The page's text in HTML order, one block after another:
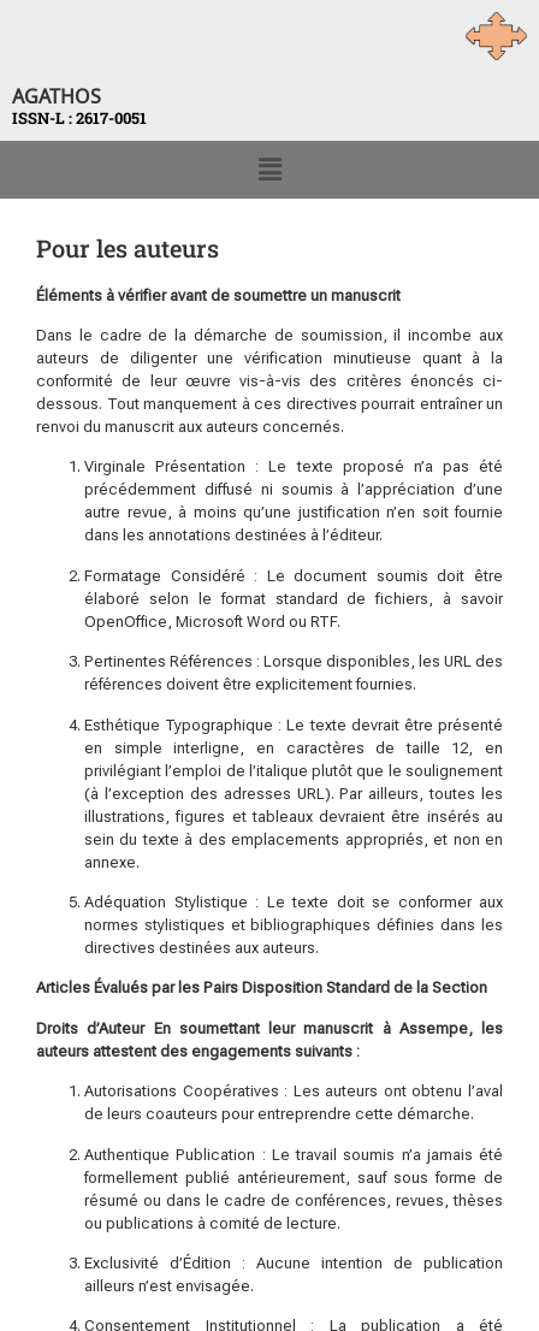
AGATHOS
ISSN-L : 2617-0051
Pour les auteurs
Éléments à vérifier avant de soumettre un manuscrit
Dans le cadre de la démarche de soumission, il incombe aux
auteurs de diligenter une vérification minutieuse quant à la
conformité de leur œuvre vis-à-vis des critères énoncés ci-
dessous. Tout manquement à ces directives pourrait entraîner un
renvoi du manuscrit aux auteurs concernés.
Virginale Présentation : Le texte proposé n’a pas été
précédemment diffusé ni soumis à l’appréciation d’une
autre revue, à moins qu’une justification n’en soit fournie
dans les annotations destinées à l’éditeur.
Formatage Considéré : Le document soumis doit être
élaboré selon le format standard de fichiers, à savoir
OpenOffice, Microsoft Word ou RTF.
Pertinentes Références : Lorsque disponibles, les URL des
références doivent être explicitement fournies.
Esthétique Typographique : Le texte devrait être présenté
en simple interligne, en caractères de taille 12, en
privilégiant l’emploi de l’italique plutôt que le soulignement
(à l’exception des adresses URL). Par ailleurs, toutes les
illustrations, figures et tableaux devraient être insérés au
sein du texte à des emplacements appropriés, et non en
annexe.
Adéquation Stylistique : Le texte doit se conformer aux
normes stylistiques et bibliographiques définies dans les
directives destinées aux auteurs.
Articles Évalués par les Pairs Disposition Standard de la Section
Droits d’Auteur En soumettant leur manuscrit à Assempe, les
auteurs attestent des engagements suivants :
Autorisations Coopératives : Les auteurs ont obtenu l’aval
de leurs coauteurs pour entreprendre cette démarche.
Authentique Publication : Le travail soumis n’a jamais été
formellement publié antérieurement, sauf sous forme de
résumé ou dans le cadre de conférences, revues, thèses
ou publications à comité de lecture.
Exclusivité d’Édition : Aucune intention de publication
ailleurs n’est envisagée.
Consentement Institutionnel : La publication a été